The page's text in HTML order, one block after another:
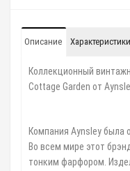
Описание Характеристики
Коллекционный
Cottage Garden от
Компания Aynsley была
Во всем мире этот
тонким фарфором.